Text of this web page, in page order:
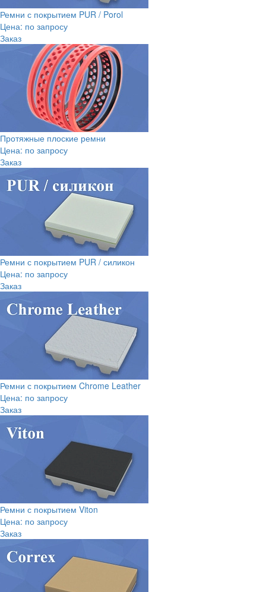
Ремни с покрытием PUR / Porol
Цена: по запросу
Заказ
Протяжные плоские ремни
Цена: по запросу
Заказ
Ремни с покрытием PUR / силикон
Цена: по запросу
Заказ
Ремни с покрытием Chrome Leather
Цена: по запросу
Заказ
Ремни с покрытием Viton
Цена: по запросу
Заказ